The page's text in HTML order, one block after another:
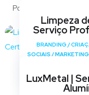
Portfólio
Limpeza
Serviço
BRANDING /
SOCIAIS /MARKETING
LuxMetal |